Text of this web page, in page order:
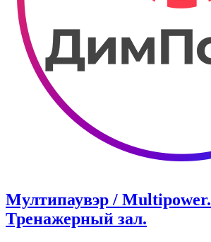
Мултипаувэр / Multipower.
Тренажерный зал.